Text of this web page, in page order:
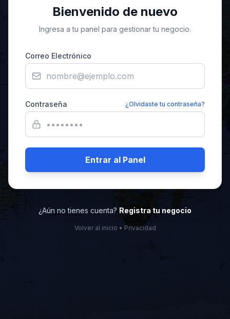
Bienvenido de nuevo
Ingresa a tu panel para gestionar tu negocio.
Correo Electrónico
Contraseña ¿Olvidaste tu contraseña?
Entrar al Panel
¿Aún no tienes cuenta? Registra tu negocio
Volver al inicio •Privacidad